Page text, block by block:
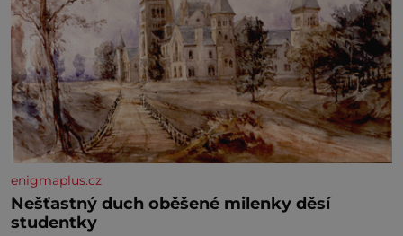
enigmaplus.cz
Nešťastný duch oběšené milenky děsí
studentky